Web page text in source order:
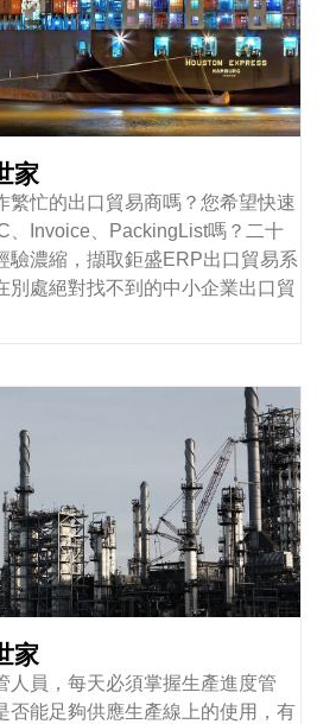
家
繁忙的出口貿易商嗎？您希望快速
、Invoice、PackingList嗎？二十
驗濃縮，擷取鉅盛ERP出口貿易系
別處絕對找不到的中小企業出口貿
家
人員，每天必須掌握生產進度管
否能足夠供應生產線上的使用，有